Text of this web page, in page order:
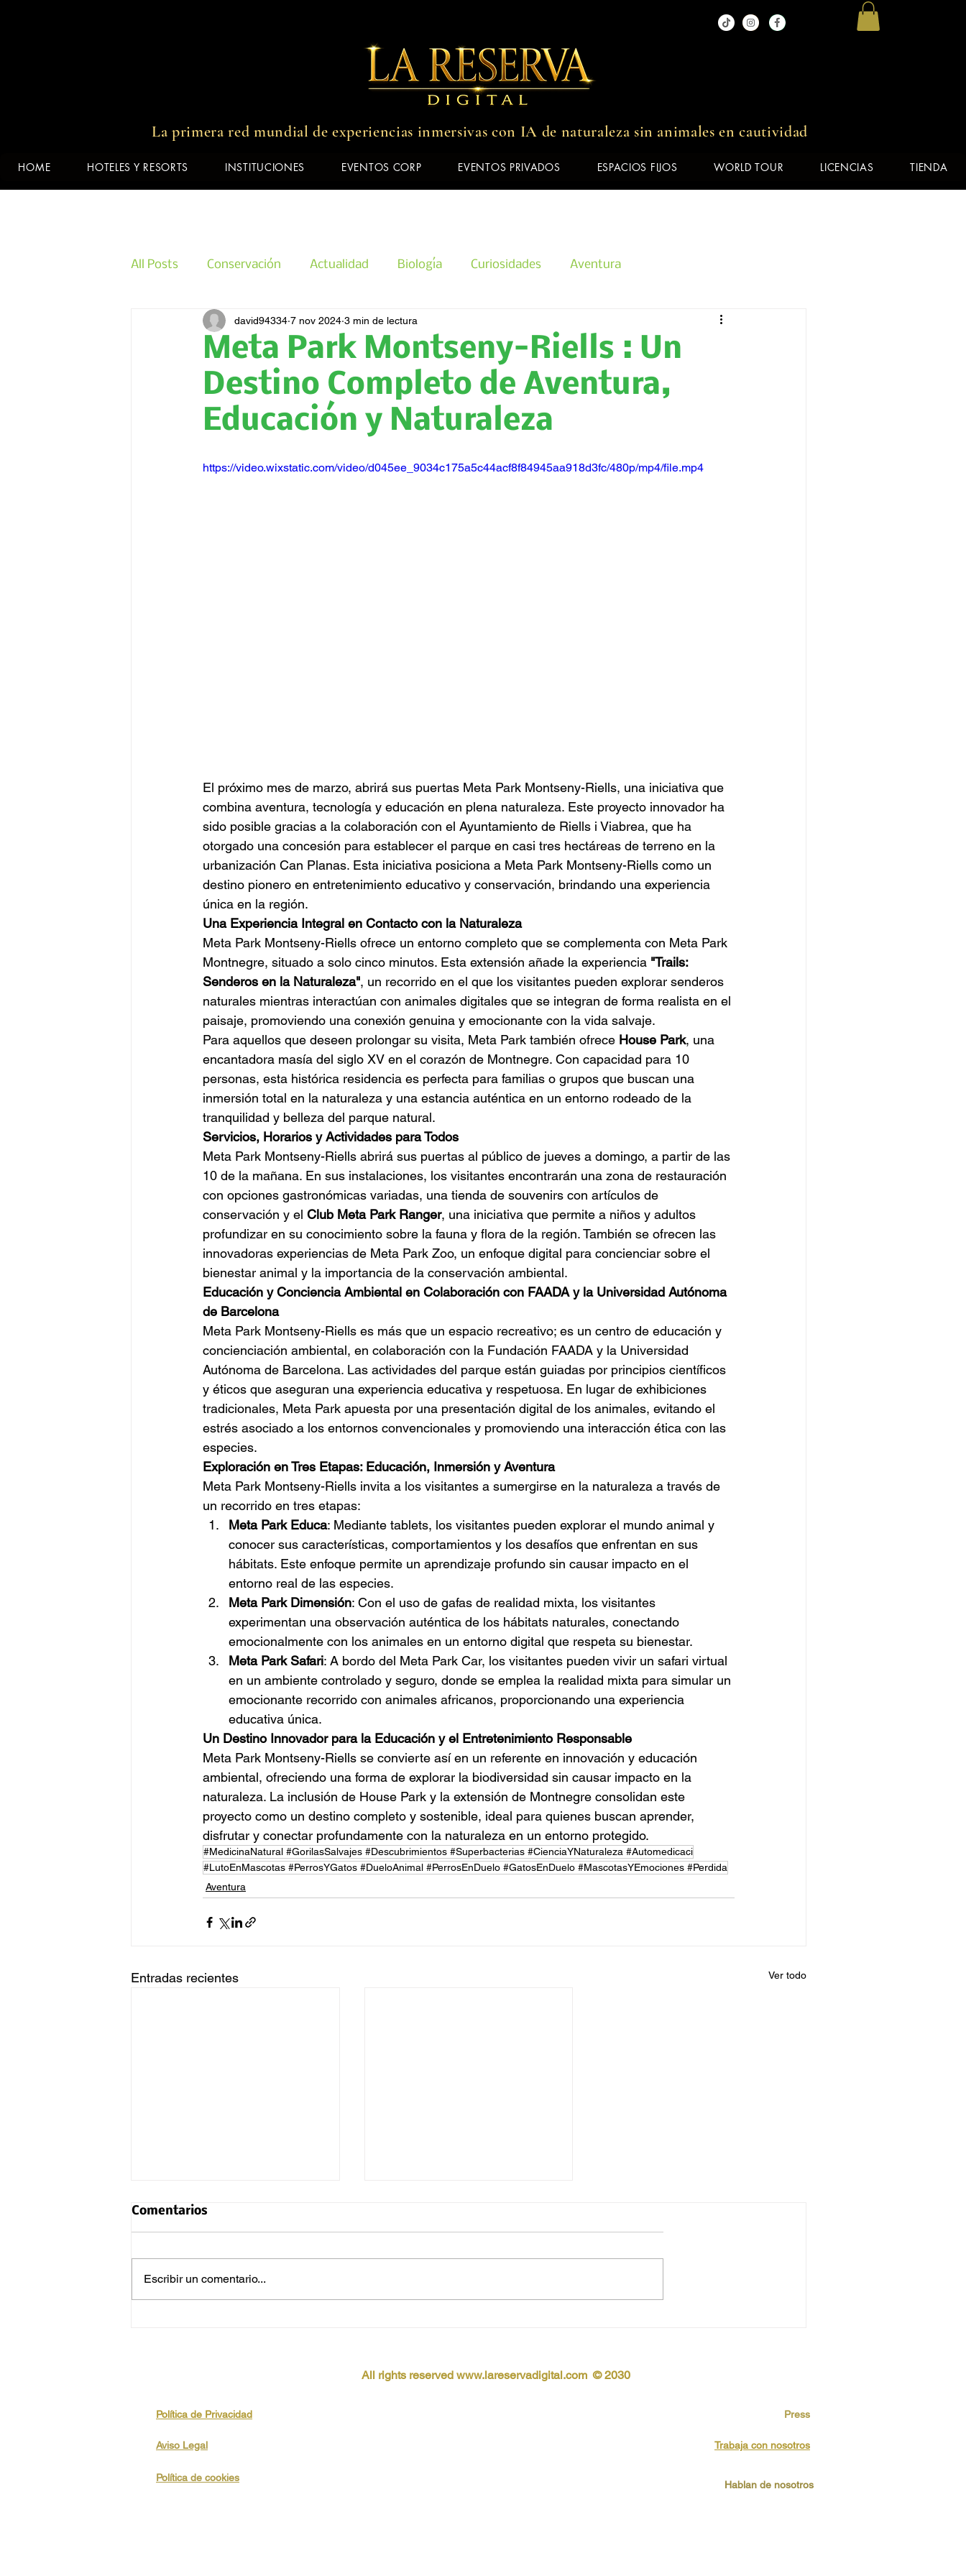
La primera red mundial de experiencias inmersivas con IA de naturaleza sin animales en cautividad
HOME HOTELES Y RESORTS INSTITUCIONES EVENTOS CORP EVENTOS PRIVADOS ESPACIOS FIJOS WORLD TOUR LICENCIAS TIENDA
All Posts Conservación Actualidad Biología Curiosidades Aventura
Meta Park Montseny-Riells : Un
Destino Completo de Aventura,
Educación y Naturaleza
david94334 7 nov 2024 3 min de lectura
https://video.wixstatic.com/video/d045ee_9034c175a5c44acf8f84945aa918d3fc/480p/mp4/file.mp4
El próximo mes de marzo, abrirá sus puertas Meta Park Montseny-Riells, una iniciativa que
combina aventura, tecnología y educación en plena naturaleza. Este proyecto innovador ha
sido posible gracias a la colaboración con el Ayuntamiento de Riells i Viabrea, que ha
otorgado una concesión para establecer el parque en casi tres hectáreas de terreno en la
urbanización Can Planas. Esta iniciativa posiciona a Meta Park Montseny-Riells como un
destino pionero en entretenimiento educativo y conservación, brindando una experiencia
única en la región.
Una Experiencia Integral en Contacto con la Naturaleza
Meta Park Montseny-Riells ofrece un entorno completo que se complementa con Meta Park
Montnegre, situado a solo cinco minutos. Esta extensión añade la experiencia "Trails:
Senderos en la Naturaleza", un recorrido en el que los visitantes pueden explorar senderos
naturales mientras interactúan con animales digitales que se integran de forma realista en el
paisaje, promoviendo una conexión genuina y emocionante con la vida salvaje.
Para aquellos que deseen prolongar su visita, Meta Park también ofrece House Park, una
encantadora masía del siglo XV en el corazón de Montnegre. Con capacidad para 10
personas, esta histórica residencia es perfecta para familias o grupos que buscan una
inmersión total en la naturaleza y una estancia auténtica en un entorno rodeado de la
tranquilidad y belleza del parque natural.
Servicios, Horarios y Actividades para Todos
Meta Park Montseny-Riells abrirá sus puertas al público de jueves a domingo, a partir de las
10 de la mañana. En sus instalaciones, los visitantes encontrarán una zona de restauración
con opciones gastronómicas variadas, una tienda de souvenirs con artículos de
conservación y el Club Meta Park Ranger, una iniciativa que permite a niños y adultos
profundizar en su conocimiento sobre la fauna y flora de la región. También se ofrecen las
innovadoras experiencias de Meta Park Zoo, un enfoque digital para concienciar sobre el
bienestar animal y la importancia de la conservación ambiental.
Educación y Conciencia Ambiental en Colaboración con FAADA y la Universidad Autónoma
de Barcelona
Meta Park Montseny-Riells es más que un espacio recreativo; es un centro de educación y
concienciación ambiental, en colaboración con la Fundación FAADA y la Universidad
Autónoma de Barcelona. Las actividades del parque están guiadas por principios científicos
y éticos que aseguran una experiencia educativa y respetuosa. En lugar de exhibiciones
tradicionales, Meta Park apuesta por una presentación digital de los animales, evitando el
estrés asociado a los entornos convencionales y promoviendo una interacción ética con las
especies.
Exploración en Tres Etapas: Educación, Inmersión y Aventura
Meta Park Montseny-Riells invita a los visitantes a sumergirse en la naturaleza a través de
un recorrido en tres etapas:
Meta Park Educa: Mediante tablets, los visitantes pueden explorar el mundo animal y
conocer sus características, comportamientos y los desafíos que enfrentan en sus
hábitats. Este enfoque permite un aprendizaje profundo sin causar impacto en el
entorno real de las especies.
Meta Park Dimensión: Con el uso de gafas de realidad mixta, los visitantes
experimentan una observación auténtica de los hábitats naturales, conectando
emocionalmente con los animales en un entorno digital que respeta su bienestar.
Meta Park Safari: A bordo del Meta Park Car, los visitantes pueden vivir un safari virtual
en un ambiente controlado y seguro, donde se emplea la realidad mixta para simular un
emocionante recorrido con animales africanos, proporcionando una experiencia
educativa única.
Un Destino Innovador para la Educación y el Entretenimiento Responsable
Meta Park Montseny-Riells se convierte así en un referente en innovación y educación
ambiental, ofreciendo una forma de explorar la biodiversidad sin causar impacto en la
naturaleza. La inclusión de House Park y la extensión de Montnegre consolidan este
proyecto como un destino completo y sostenible, ideal para quienes buscan aprender,
disfrutar y conectar profundamente con la naturaleza en un entorno protegido.
#MedicinaNatural #GorilasSalvajes #Descubrimientos #Superbacterias #CienciaYNaturaleza #Automedicaci
#LutoEnMascotas #PerrosYGatos #DueloAnimal #PerrosEnDuelo #GatosEnDuelo #MascotasYEmociones #Perdida
Aventura
Entradas recientes Ver todo
Comentarios
Escribir un comentario...
All rights reserved www.lareservadigital.com © 2030
Política de Privacidad
Aviso Legal
Política de cookies
Press
Trabaja con nosotros
Hablan de nosotros